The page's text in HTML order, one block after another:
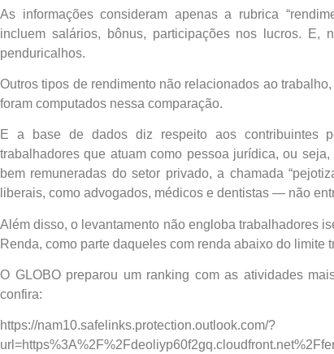
As informações consideram apenas a rubrica
incluem salários, bônus, participações nos lucros. E,
penduricalhos.
Outros tipos de rendimento não relacionados ao
foram computados nessa comparação.
E a base de dados diz respeito aos contribuintes
trabalhadores que atuam como pessoa jurídica, ou
bem remuneradas do setor privado, a chamada
liberais, como advogados, médicos e dentistas — não
Além disso, o levantamento não engloba trabalhadores
Renda, como parte daqueles com renda abaixo do limite
O GLOBO preparou um ranking com as atividades
confira:
https://nam10.safelinks.protection.outlook.com/?